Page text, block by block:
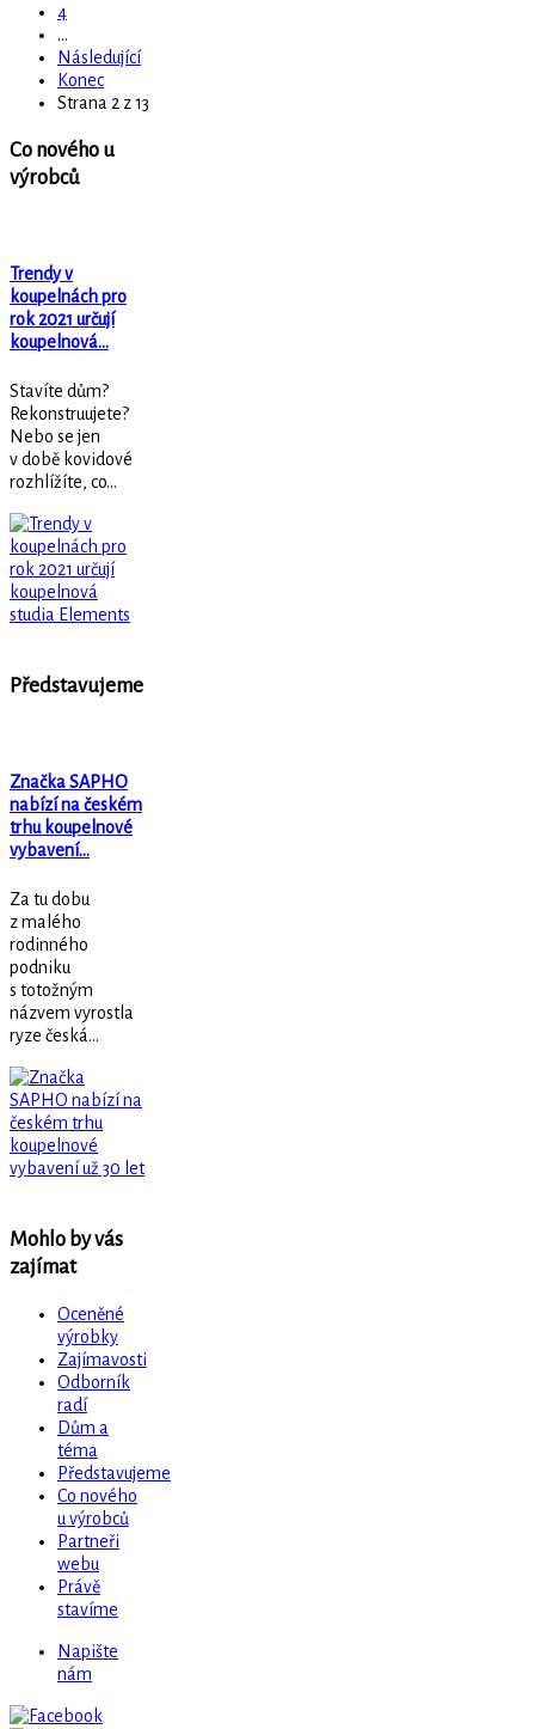
4
…
Následující
Konec
Strana 2 z 13
Co nového u
výrobců
Trendy v
koupelnách pro
rok 2021 určují
koupelnová…
Stavíte dům?
Rekonstruujete?
Nebo se jen
v době kovidové
rozhlížíte, co...
Představujeme
Značka SAPHO
nabízí na českém
trhu koupelnové
vybavení…
Za tu dobu
z malého
rodinného
podniku
s totožným
názvem vyrostla
ryze česká...
Mohlo by vás
zajímat
Oceněné
výrobky
Zajímavosti
Odborník
radí
Dům a
téma
Představujeme
Co nového
u výrobců
Partneři
webu
Právě
stavíme
Napište
nám